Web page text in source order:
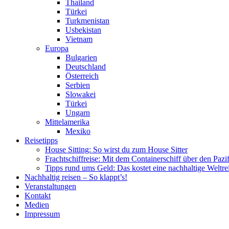
Thailand
Türkei
Turkmenistan
Usbekistan
Vietnam
Europa
Bulgarien
Deutschland
Österreich
Serbien
Slowakei
Türkei
Ungarn
Mittelamerika
Mexiko
Reisetipps
House Sitting: So wirst du zum House Sitter
Frachtschiffreise: Mit dem Containerschiff über den
Tipps rund ums Geld: Das kostet eine nachhaltige
Nachhaltig reisen – So klappt’s!
Veranstaltungen
Kontakt
Medien
Impressum